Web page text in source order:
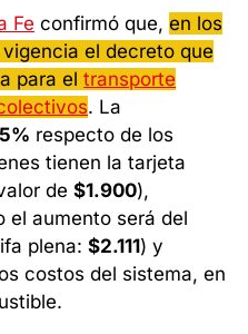
Fe confirmó que,en los
el decreto que
para eltransporte
. La
respecto de los
tienen la tarjeta
de$1.900),
el aumento será del
plena:$2.111) y
costos del sistema, en